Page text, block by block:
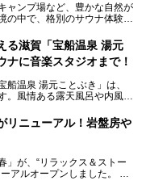
ら入れる施設もありますよ。
ャンプ場など、豊かな自然が
の中で、格別のサウナ体験を
温泉 北近江の湯」で朝から
介！ サウナ設備やサウナド
温泉 北近江の湯のPR記事で
る滋賀「宝船温泉 湯元
ナに音楽スタジオまで！
船温泉 湯元ことぶき」は、
。風情ある露天風呂や内風
風を感じながらサウナと温泉
て、若女将はなんと「元ア
音楽スタジオまで備えたユニ
リニューアル！岩盤房や
」が、“リラックス＆ストー
アルオープンしました。